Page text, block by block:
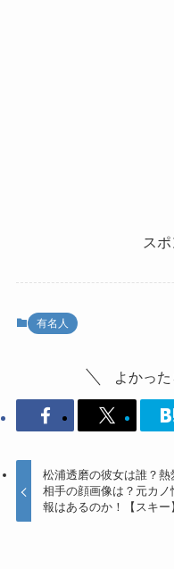
ス
有名人
よかっ
松浦透磨の彼女は誰？熱
相手の顔画像は？元カノ
報はあるのか！【スキー